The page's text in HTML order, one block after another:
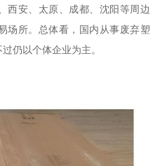
西安、太原、成都、沈阳等周边
场所。总体看，国内从事废弃塑
仍以个体企业为主。